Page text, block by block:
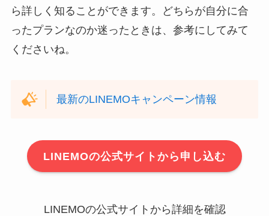
ら詳しく知ることができます。どちらが自分に合
ったプランなのか迷ったときは、参考にしてみて
くださいね。
最新のLINEMOキャンペーン情報
LINEMOの公式サイトから申し込む
LINEMOの公式サイトから詳細を確認